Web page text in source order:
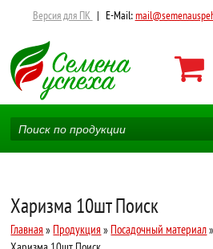
Версия для ПК | E-Mail:
Харизма 10шт Поиск
Главная » Продукция » Посадочный материал»